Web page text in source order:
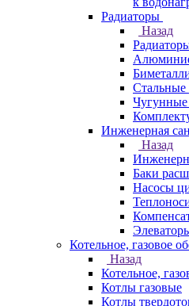
Радиаторы
Назад
Стальные
Чугунные
Инженерная
Назад
Баки
Насосы
Котельное, газовое
Назад
Котельное,
Котлы газовые
Котлы